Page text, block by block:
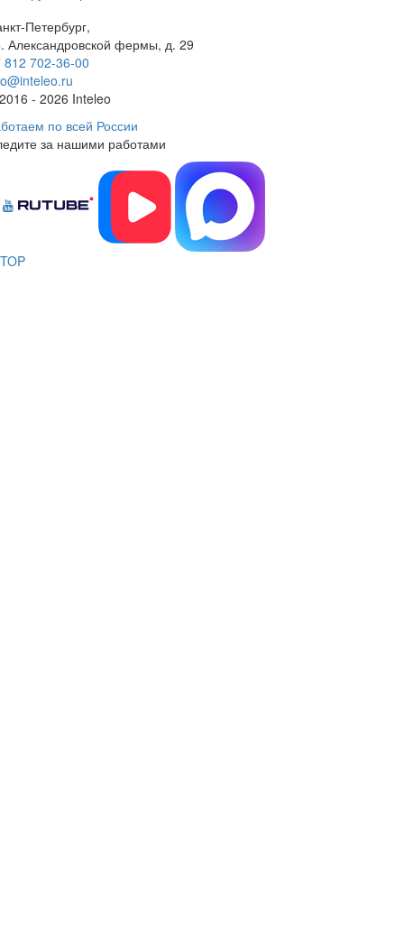
Петербург,
Александровской фермы, д. 29
812 702-36-00
- 2026 Inteleo
по всей России
за нашими работами
TOP